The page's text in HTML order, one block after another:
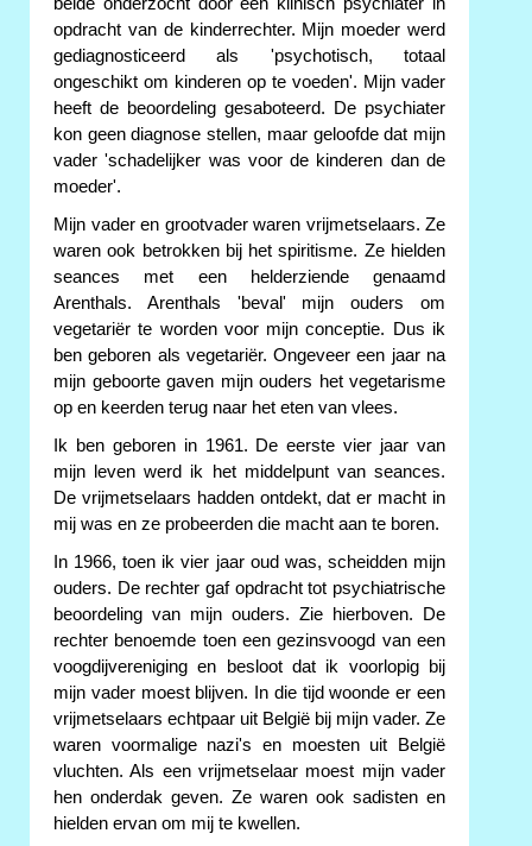
opdracht van de kinderrechter. Mijn moeder werd
gediagnosticeerd als 'psychotisch, totaal
ongeschikt om kinderen op te voeden'. Mijn vader
heeft de beoordeling gesaboteerd. De psychiater
kon geen diagnose stellen, maar geloofde dat mijn
vader 'schadelijker was voor de kinderen dan de
moeder'.
Mijn vader en grootvader waren vrijmetselaars. Ze
waren ook betrokken bij het spiritisme. Ze hielden
seances met een helderziende genaamd
Arenthals. Arenthals 'beval' mijn ouders om
vegetariër te worden voor mijn conceptie. Dus ik
ben geboren als vegetariër. Ongeveer een jaar na
mijn geboorte gaven mijn ouders het vegetarisme
op en keerden terug naar het eten van vlees.
Ik ben geboren in 1961. De eerste vier jaar van
mijn leven werd ik het middelpunt van seances.
De vrijmetselaars hadden ontdekt, dat er macht in
mij was en ze probeerden die macht aan te boren.
In 1966, toen ik vier jaar oud was, scheidden mijn
ouders. De rechter gaf opdracht tot psychiatrische
beoordeling van mijn ouders. Zie hierboven. De
rechter benoemde toen een gezinsvoogd van een
voogdijvereniging en besloot dat ik voorlopig bij
mijn vader moest blijven. In die tijd woonde er een
vrijmetselaars echtpaar uit België bij mijn vader. Ze
waren voormalige nazi's en moesten uit België
vluchten. Als een vrijmetselaar moest mijn vader
hen onderdak geven. Ze waren ook sadisten en
hielden ervan om mij te kwellen.